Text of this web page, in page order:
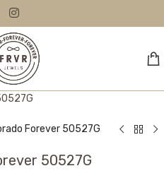
Forever 50527G
50527G